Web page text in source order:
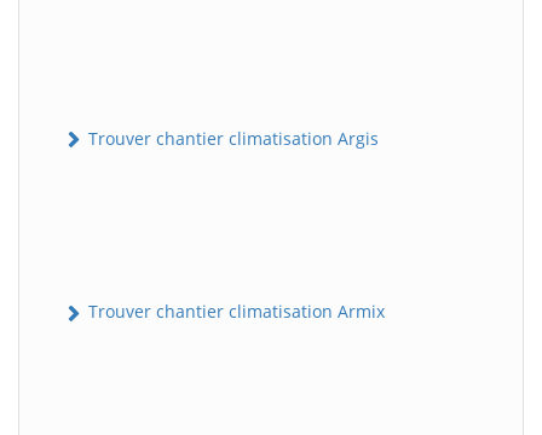
Trouver chantier climatisation Argis
Trouver chantier climatisation Armix